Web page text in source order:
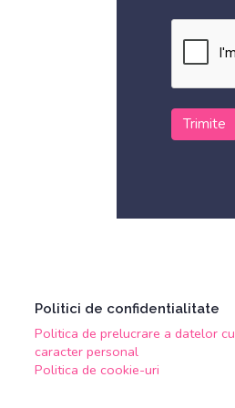
Trimite
Politici de confidentialitate
Politica de prelucrare a datelor cu
caracter personal
Politica de cookie-uri